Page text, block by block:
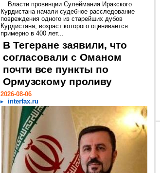
Власти провинции Сулеймания Иракского
Курдистана начали судебное расследование
повреждения одного из старейших дубов
Курдистана, возраст которого оценивается
примерно в 400 лет...
В Тегеране заявили, что
согласовали с Оманом
почти все пункты по
Ормузскому проливу
2026-08-06
interfax.ru